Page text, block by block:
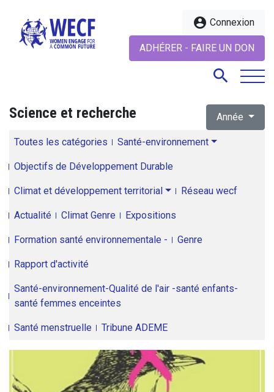
account_circle Connexion
ADHÉRER - FAIRE UN DON
search
Science et recherche Année
Toutes les catégories Santé-environnement
Objectifs de Développement Durable
Climat et développement territorial Réseau wecf
Actualité Climat Genre Expositions
Formation santé environnementale - Genre
Rapport d'activité
Santé-environnement-Qualité de l'air -santé enfants-
santé femmes enceintes
Santé menstruelle Tribune ADEME